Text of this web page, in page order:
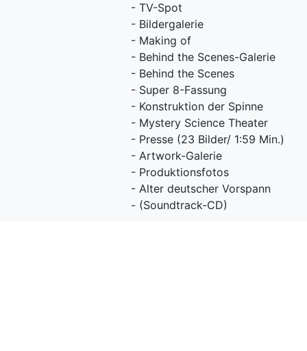
- TV-Spot
- Bildergalerie
- Making of
- Behind the Scenes-Galerie
- Behind the Scenes
- Super 8-Fassung
- Konstruktion der Spinne
- Mystery Science Theater
- Presse (23 Bilder/ 1:59 Min.)
- Artwork-Galerie
- Produktionsfotos
- Alter deutscher Vorspann
- (Soundtrack-CD)